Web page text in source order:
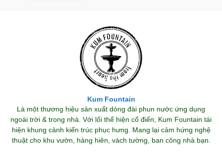
Kum Fountain
Là một thương hiệu sản xuất dòng đài phun nước ứng dụng
ngoài trời & trong nhà. Với lối thể hiện cổ điển, Kum Fountain tái
hiện khung cảnh kiến trúc phục hưng. Mang lại cảm hứng nghệ
thuật cho khu vườn, hàng hiên, vách tường, ban công nhà bạn.